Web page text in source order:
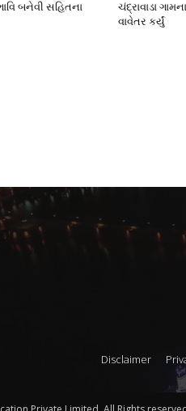
બનેવી સહિતના
ચંદ્રાવાડા
વાવેતર કર્યું
Disclaimer